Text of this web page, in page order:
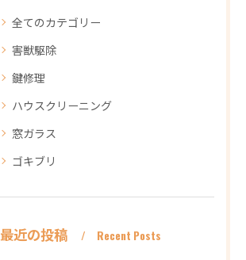
全てのカテゴリー
害獣駆除
鍵修理
ハウスクリーニング
窓ガラス
ゴキブリ
最近の投稿 Recent Posts